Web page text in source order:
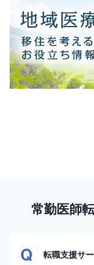
常勤医師
転職支援サ